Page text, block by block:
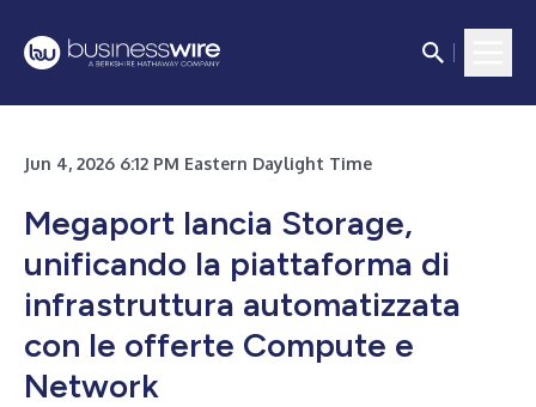
Jun 4, 2026 6:12 PM Eastern Daylight Time
Megaport lancia Storage,
unificando la piattaforma di
infrastruttura automatizzata
con le offerte Compute e
Network